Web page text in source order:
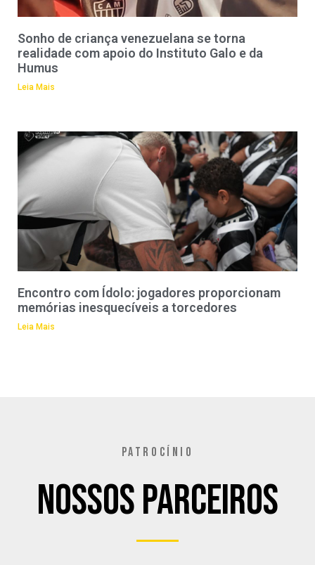
Sonho de criança venezuelana se torna
realidade com apoio do Instituto Galo e da
Humus
Leia Mais
Encontro com Ídolo: jogadores proporcionam
memórias inesquecíveis a torcedores
Leia Mais
PATROCÍNIO
Nossos Parceiros